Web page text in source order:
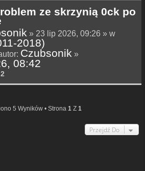
ze skrzynią 0ck po
» 23 lip 2026, 09:26 » w
2018)
Czubsonik »
08:42
2
5 Wyników • Strona 1 Z 1
Przejdź Do